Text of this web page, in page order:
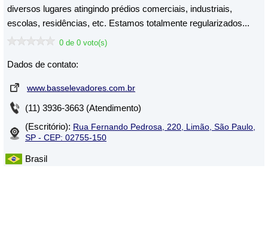
diversos lugares atingindo prédios comerciais, industriais,
escolas, residências, etc. Estamos totalmente regularizados...
0 de 0 voto(s)
Dados de contato:
www.basselevadores.com.br
(11) 3936-3663 (Atendimento)
(Escritório): Rua Fernando Pedrosa, 220, Limão, São Paulo,
SP - CEP: 02755-150
Brasil